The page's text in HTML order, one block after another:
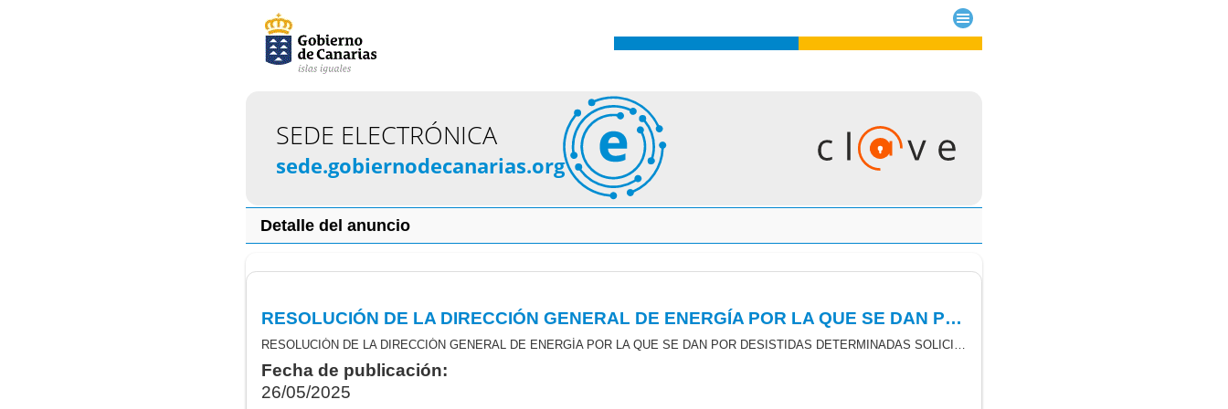
SEDE ELECTRÓNICA
sede.gobiernodecanarias.org
Detalle del anuncio
RESOLUCIÓN DE LA DIRECCIÓN GENERAL DE ENERGÍA POR LA QUE SE DAN POR DESISTIDAS DETERMINADAS SOLICITUDES DE LA SUBVENCION PARA LA CREACIÓN Y EL FUNCIONAMIENTO DE COMUNIDADES ENERGÉTICAS
RESOLUCIÓN DE LA DIRECCIÓN GENERAL DE ENERGÍA POR LA QUE SE DAN POR DESISTIDAS DETERMINADAS SOLICITUDES Y SE DECLARAN CONCLUSOS LOS PROCEDIMIENTOS DERIVADOS DE LA ORDEN 197/2024 DE 26 DE AGOSTO DEL CONSEJERO DE TRANSICIÓN ECOLÓGICA Y ENERGÍA, POR LA QUE SE ESTABLECEN LAS BASES REGULADORAS Y LA CONVOCATORIA DE SUBVENCIONES EN RÉGIMEN DE CONCURRENCIA NO COMPETITIVA PARA LA CREACIÓN Y EL FUNCIONAMIENTO DE COMUNIDADES ENERGÉTICAS, EN EL MARCO DE LA ESTRATEGIA DE ENERGÍA SOSTENIBLE EN LAS ISLAS CANARIAS (PROGRAMA 2, LÍNEA 2, CON CARGO AL INSTRUMENTO DE FINANCIACIÓN EUROPEO FONDOS “NEXT GENERATION EU”, EN EL MARCO DEL PLAN DE RECUPERACIÓN, TRANSFORMACIÓN Y RESILIENCIA (COMPONENTE 7, INVERSIÓN 2).
Fecha de publicación:
26/05/2025